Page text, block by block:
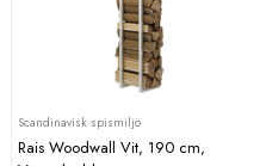
Scandinavisk spismiljö
Rais Woodwall Vit, 190 cm,